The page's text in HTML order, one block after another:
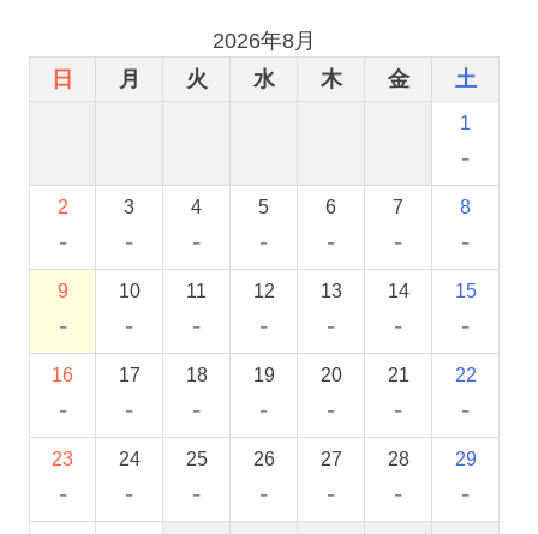
2026年8月
日
月 火 水 木 金 土
1
-
2
-
3
-
4
-
5
-
6
-
7
-
8
-
9
-
10
-
11
-
12
-
13
-
14
-
15
-
16
-
17
-
18
-
19
-
20
-
21
-
22
-
23
-
24
-
25
-
26
-
27
-
28
-
29
-